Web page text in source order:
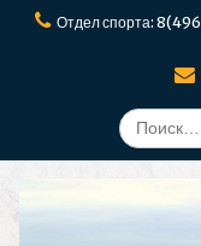
ПерейтиОтдел спорта:
Поиск
по: